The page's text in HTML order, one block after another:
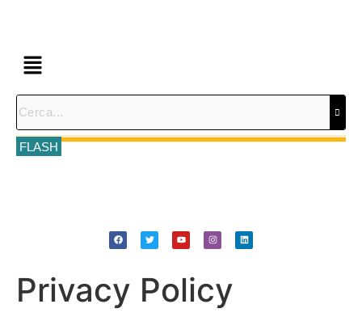
FLASH
Privacy Policy